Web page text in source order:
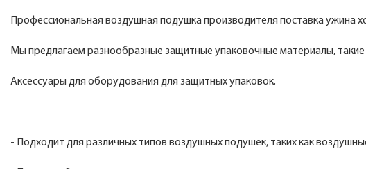
Профессиональная воздушная подушка производителя поставка ужина
Мы предлагаем разнообразные защитные упаковочные материалы,
Аксессуары для оборудования для защитных упаковок.
- Подходит для различных типов воздушных подушек, таких как